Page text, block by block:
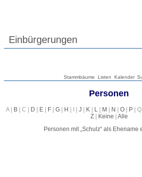
Einbürgerungen
Stammbäume Listen Kalender
Personen
A | B| C | D | E| F| G| H | I | J | K| L| M | N | O| P| Q
Z| Keine | Alle
Personen mit „Schulz“ als Ehename